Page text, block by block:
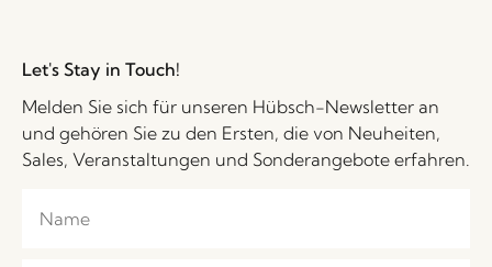
Let's Stay in Touch!
Melden Sie sich für unseren Hübsch-Newsletter an
und gehören Sie zu den Ersten, die von Neuheiten,
Sales, Veranstaltungen und Sonderangebote erfahren.